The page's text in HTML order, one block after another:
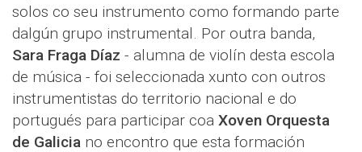
solos co seu instrumento como formando parte
dalgún grupo instrumental. Por outra banda,
Sara Fraga Díaz - alumna de violín desta escola
de música - foi seleccionada xunto con outros
instrumentistas do territorio nacional e do
portugués para participar coa Xoven Orquesta
de Galicia no encontro que esta formación